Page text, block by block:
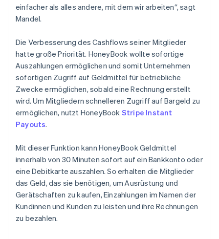
einfacher als alles andere, mit dem wir arbeiten“, sagt
Mandel.
Die Verbesserung des Cashflows seiner Mitglieder
hatte große Priorität. HoneyBook wollte sofortige
Auszahlungen ermöglichen und somit Unternehmen
sofortigen Zugriff auf Geldmittel für betriebliche
Zwecke ermöglichen, sobald eine Rechnung erstellt
wird. Um Mitgliedern schnelleren Zugriff auf Bargeld zu
ermöglichen, nutzt HoneyBook Stripe Instant
Payouts.
Mit dieser Funktion kann HoneyBook Geldmittel
innerhalb von 30 Minuten sofort auf ein Bankkonto oder
eine Debitkarte auszahlen. So erhalten die Mitglieder
das Geld, das sie benötigen, um Ausrüstung und
Gerätschaften zu kaufen, Einzahlungen im Namen der
Kundinnen und Kunden zu leisten und ihre Rechnungen
zu bezahlen.